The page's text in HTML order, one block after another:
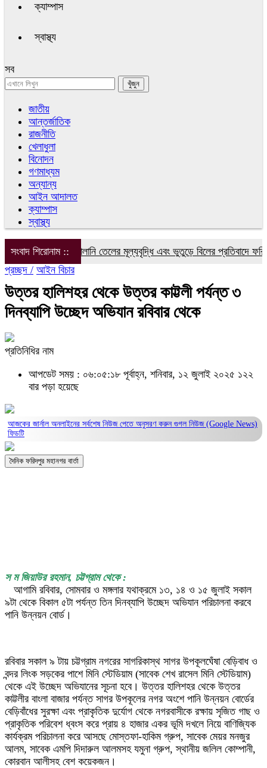
ক্যাম্পাস
স্বাস্থ্য
সব
জাতীয়
আন্তর্জাতিক
রাজনীতি
খেলাধুলা
বিনোদন
গণমাধ্যম
অন্যান্য
আইন আদালত
ক্যাম্পাস
স্বাস্থ্য
সংবাদ শিরোনাম ::
গ্যাস ও জ্বালানি তেলের মূল্যবৃদ্ধি এবং ভুতুড়ে বিলের প্রতিবাদে ফরিদপুরে
প্রচ্ছদ / আইন বিচার
উত্তর হালিশহর থেকে উত্তর কাট্টলী পর্যন্ত ৩
দিনব্যাপি উচ্ছেদ অভিযান রবিবার থেকে
প্রতিনিধির নাম
আপডেট সময় : ০৬:০৫:১৮ পূর্বাহ্ন, শনিবার, ১২ জুলাই ২০২৫ ১২২
বার পড়া হয়েছে
আজকের জার্নাল অনলাইনের সর্বশেষ নিউজ পেতে অনুসরণ করুন গুগল নিউজ (Google News)
ফিডটি
দৈনিক ফরিদপুর মহানগর বার্তা
স ম জিয়াউর রহমান, চট্টগ্রাম থেকে :
আগামি রবিবার, সোমবার ও মঙ্গলার যথাক্রমে ১৩, ১৪ ও ১৫ জুলাই সকাল
৯টা থেকে বিকাল ৫টা পর্যন্ত তিন দিনব্যাপি উচ্ছেদ অভিযান পরিচালনা করবে
পানি উন্নয়ন বোর্ড।
রবিবার সকাল ৯ টায় চট্টগ্রাম নগরের সাগরিকাস্থ সাগর উপকূলঘেঁষা বেড়িবাধ ও
বন্দর লিংক সড়কের পাশে মিনি স্টেডিয়াম (সাবেক শেখ রাসেল মিনি স্টেডিয়াম)
থেকে এই উচ্ছেদ অভিযানের সূচনা হবে। উত্তর হালিশহর থেকে উত্তর
কাট্টলীর বাংলা বাজার পর্যন্ত সাগর উপকূলের নগর অংশে পানি উন্নয়ন বোর্ডের
বেড়িবাঁধের সুরক্ষা এবং প্রাকৃতিক দুর্যোগ থেকে নগরবাসীকে রক্ষায় সৃজিত গাছ ও
প্রাকৃতিক পরিবেশ ধ্বংস করে প্রায় ৪ হাজার একর ভূমি দখলে নিয়ে বাণিজ্যিক
কার্যক্রম পরিচালনা করে আসছে মোস্তফা-হাকিম গ্রুপ, সাবেক মেয়র মনজুর
আলম, সাবেক এমপি দিদারুল আলমসহ যমুনা গ্রুপ, স্থানীয় জলিল কোম্পানী,
কোরবান আলীসহ বেশ কয়েকজন।